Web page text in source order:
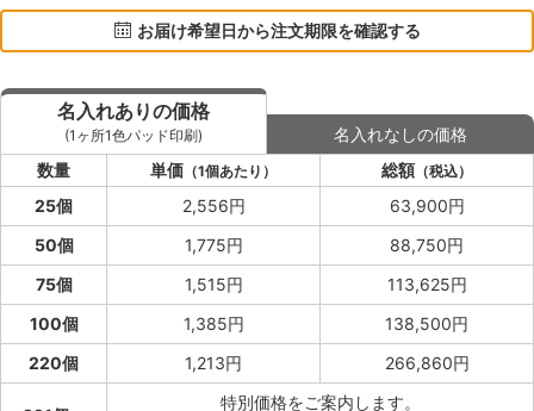
お届け希望日から注文期限を確認する
名入れありの価格
(1ヶ所1色パッド印刷)
名入れなしの価格
数量
単価 （1個あたり） 総額 （税込）
25個 2,556円
63,900円
50個
1,775円
88,750円
75個
1,515円
113,625円
100個
1,385円
138,500円
220個
1,213円 266,860円
特別価格をご案内します。